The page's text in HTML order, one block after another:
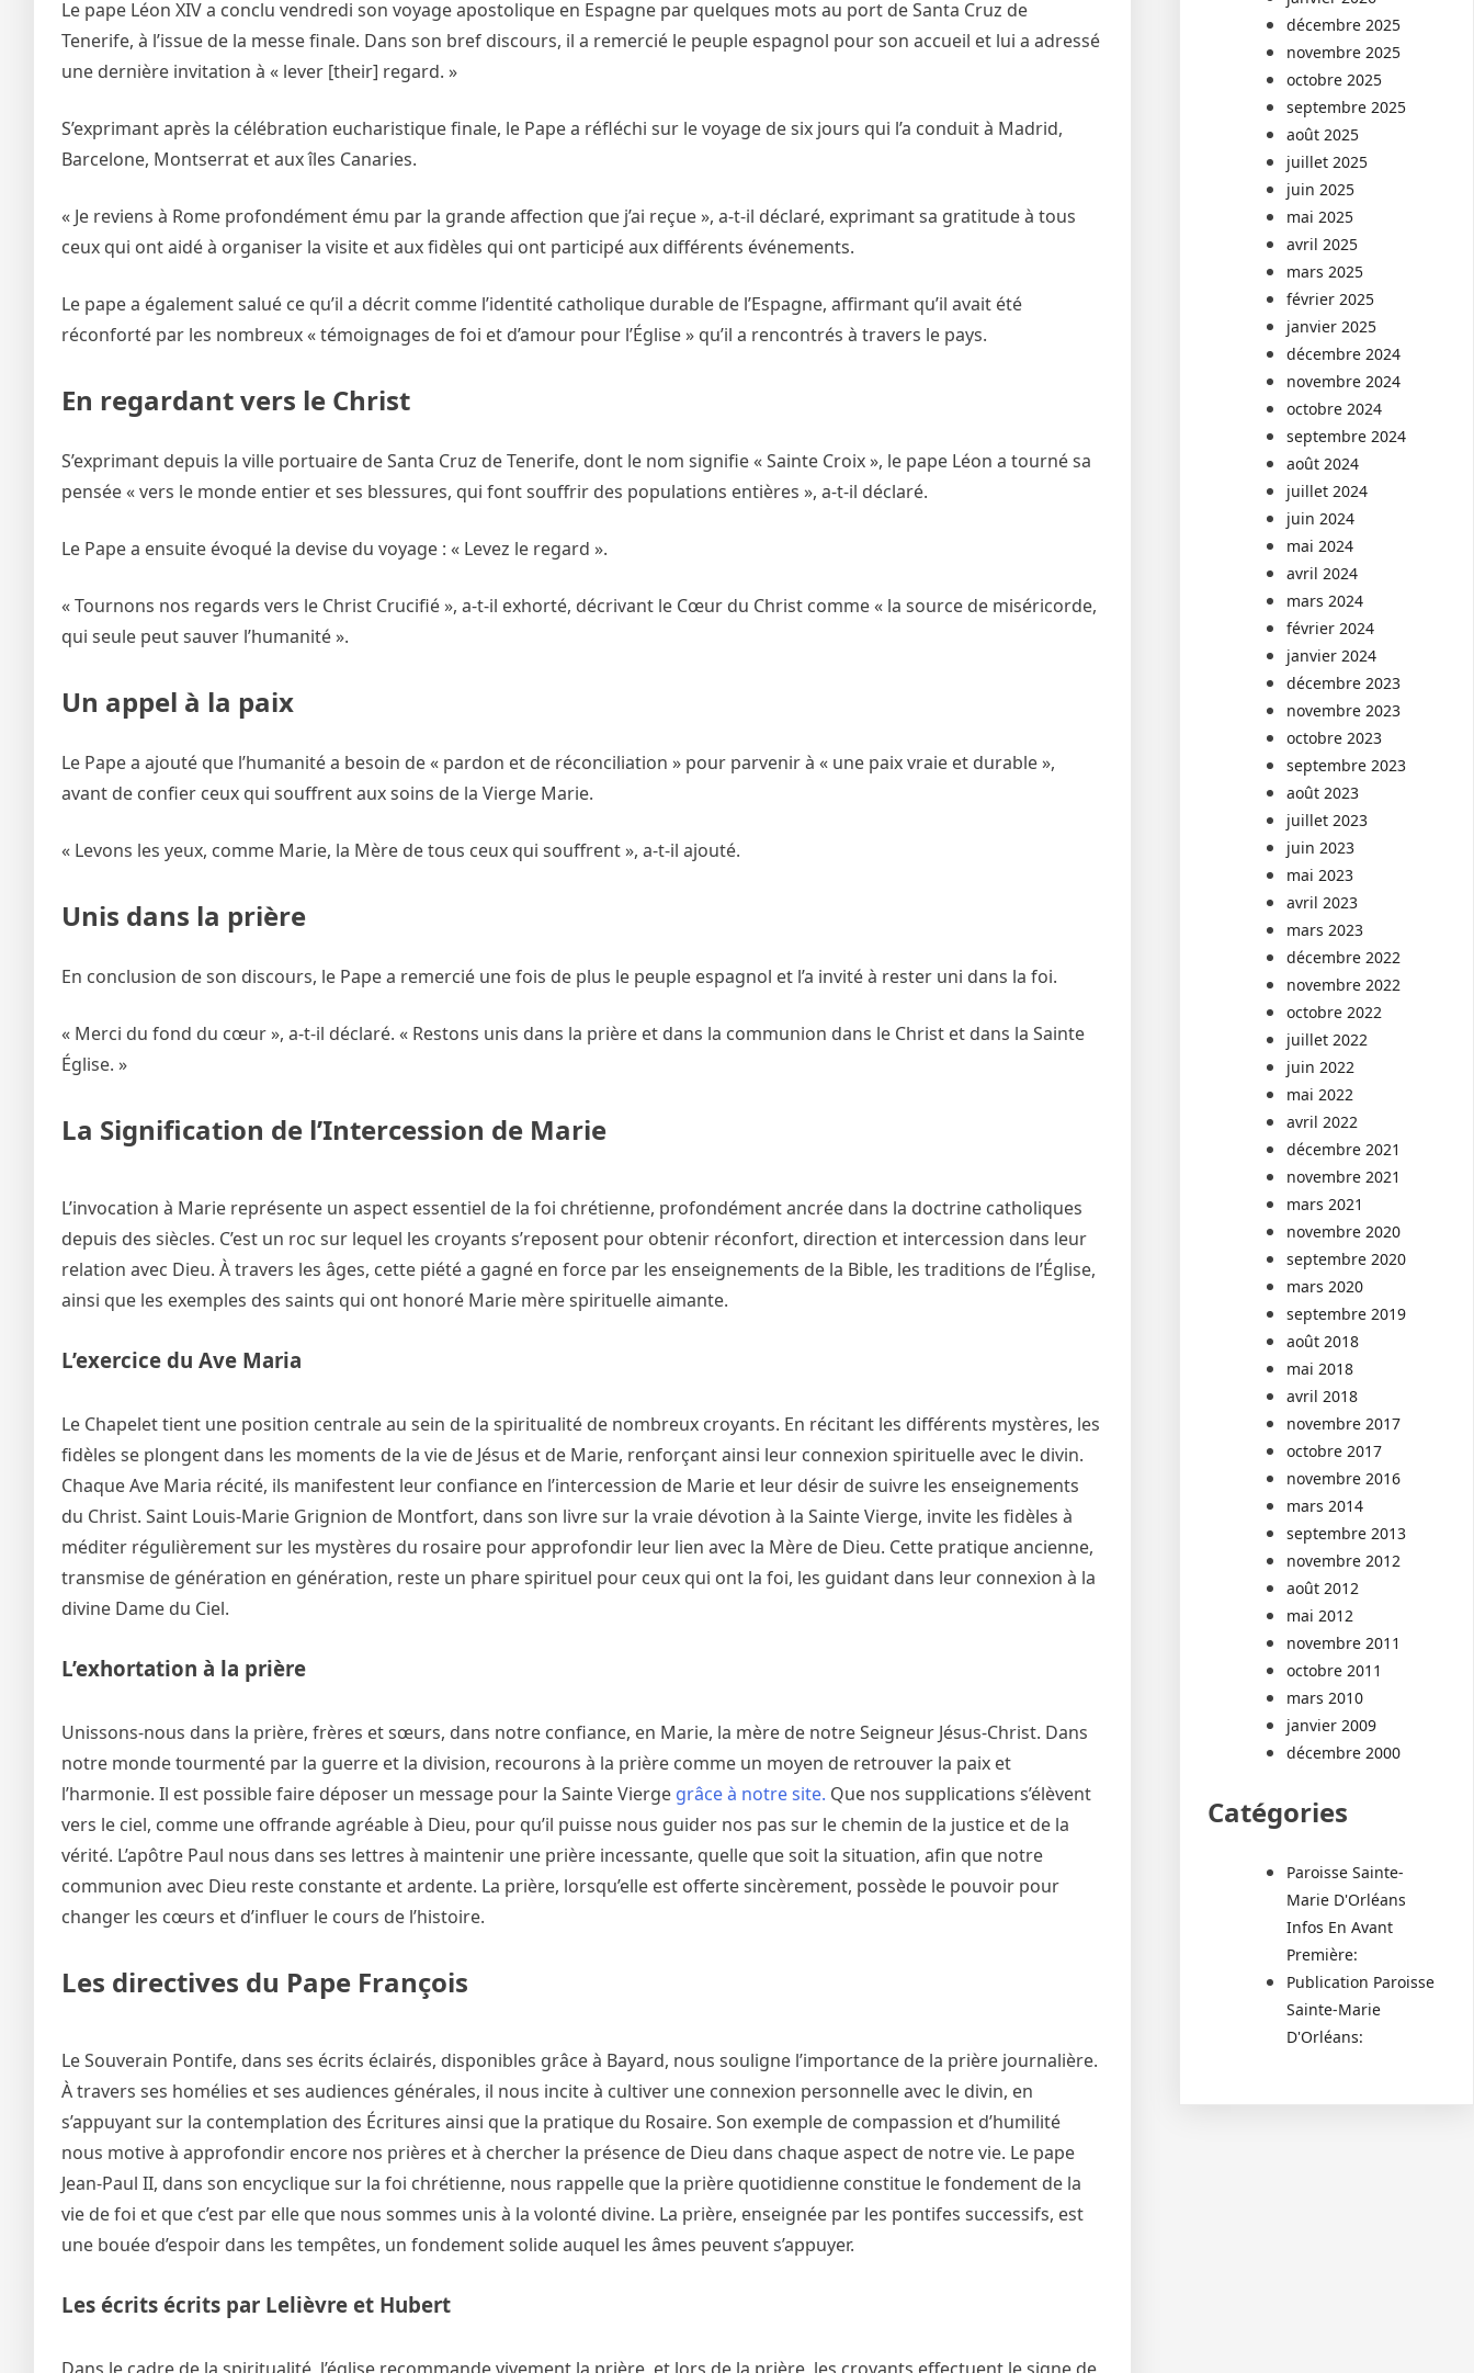
Le pape Léon XIV a conclu vendredi son voyage apostolique en Espagne par quelques mots au port de Santa Cruz de
Tenerife, à l’issue de la messe finale. Dans son bref discours, il a remercié le peuple espagnol pour son accueil et lui a adressé
une dernière invitation à « lever [their] regard. »
S’exprimant après la célébration eucharistique finale, le Pape a réfléchi sur le voyage de six jours qui l’a conduit à Madrid,
Barcelone, Montserrat et aux îles Canaries.
« Je reviens à Rome profondément ému par la grande affection que j’ai reçue », a-t-il déclaré, exprimant sa gratitude à tous
ceux qui ont aidé à organiser la visite et aux fidèles qui ont participé aux différents événements.
Le pape a également salué ce qu’il a décrit comme l’identité catholique durable de l’Espagne, affirmant qu’il avait été
réconforté par les nombreux « témoignages de foi et d’amour pour l’Église » qu’il a rencontrés à travers le pays.
En regardant vers le Christ
S’exprimant depuis la ville portuaire de Santa Cruz de Tenerife, dont le nom signifie « Sainte Croix », le pape Léon a tourné sa
pensée « vers le monde entier et ses blessures, qui font souffrir des populations entières », a-t-il déclaré.
Le Pape a ensuite évoqué la devise du voyage : « Levez le regard ».
« Tournons nos regards vers le Christ Crucifié », a-t-il exhorté, décrivant le Cœur du Christ comme « la source de miséricorde,
qui seule peut sauver l’humanité ».
Un appel à la paix
Le Pape a ajouté que l’humanité a besoin de « pardon et de réconciliation » pour parvenir à « une paix vraie et durable »,
avant de confier ceux qui souffrent aux soins de la Vierge Marie.
« Levons les yeux, comme Marie, la Mère de tous ceux qui souffrent », a-t-il ajouté.
Unis dans la prière
En conclusion de son discours, le Pape a remercié une fois de plus le peuple espagnol et l’a invité à rester uni dans la foi.
« Merci du fond du cœur », a-t-il déclaré. « Restons unis dans la prière et dans la communion dans le Christ et dans la Sainte
Église. »
La Signification de l’Intercession de Marie
L’invocation à Marie représente un aspect essentiel de la foi chrétienne, profondément ancrée dans la doctrine catholiques
depuis des siècles. C’est un roc sur lequel les croyants s’reposent pour obtenir réconfort, direction et intercession dans leur
relation avec Dieu. À travers les âges, cette piété a gagné en force par les enseignements de la Bible, les traditions de l’Église,
ainsi que les exemples des saints qui ont honoré Marie mère spirituelle aimante.
L’exercice du Ave Maria
Le Chapelet tient une position centrale au sein de la spiritualité de nombreux croyants. En récitant les différents mystères, les
fidèles se plongent dans les moments de la vie de Jésus et de Marie, renforçant ainsi leur connexion spirituelle avec le divin.
Chaque Ave Maria récité, ils manifestent leur confiance en l’intercession de Marie et leur désir de suivre les enseignements
du Christ. Saint Louis-Marie Grignion de Montfort, dans son livre sur la vraie dévotion à la Sainte Vierge, invite les fidèles à
méditer régulièrement sur les mystères du rosaire pour approfondir leur lien avec la Mère de Dieu. Cette pratique ancienne,
transmise de génération en génération, reste un phare spirituel pour ceux qui ont la foi, les guidant dans leur connexion à la
divine Dame du Ciel.
L’exhortation à la prière
Unissons-nous dans la prière, frères et sœurs, dans notre confiance, en Marie, la mère de notre Seigneur Jésus-Christ. Dans
notre monde tourmenté par la guerre et la division, recourons à la prière comme un moyen de retrouver la paix et
l’harmonie. Il est possible faire déposer un message pour la Sainte Vierge grâce à notre site. Que nos supplications s’élèvent
vers le ciel, comme une offrande agréable à Dieu, pour qu’il puisse nous guider nos pas sur le chemin de la justice et de la
vérité. L’apôtre Paul nous dans ses lettres à maintenir une prière incessante, quelle que soit la situation, afin que notre
communion avec Dieu reste constante et ardente. La prière, lorsqu’elle est offerte sincèrement, possède le pouvoir pour
changer les cœurs et d’influer le cours de l’histoire.
Les directives du Pape François
Le Souverain Pontife, dans ses écrits éclairés, disponibles grâce à Bayard, nous souligne l’importance de la prière journalière.
À travers ses homélies et ses audiences générales, il nous incite à cultiver une connexion personnelle avec le divin, en
s’appuyant sur la contemplation des Écritures ainsi que la pratique du Rosaire. Son exemple de compassion et d’humilité
nous motive à approfondir encore nos prières et à chercher la présence de Dieu dans chaque aspect de notre vie. Le pape
Jean-Paul II, dans son encyclique sur la foi chrétienne, nous rappelle que la prière quotidienne constitue le fondement de la
vie de foi et que c’est par elle que nous sommes unis à la volonté divine. La prière, enseignée par les pontifes successifs, est
une bouée d’espoir dans les tempêtes, un fondement solide auquel les âmes peuvent s’appuyer.
Les écrits écrits par Lelièvre et Hubert
décembre 2025
novembre 2025
octobre 2025
septembre 2025
août 2025
juillet 2025
juin 2025
mai 2025
avril 2025
mars 2025
février 2025
janvier 2025
décembre 2024
novembre 2024
octobre 2024
septembre 2024
août 2024
juillet 2024
juin 2024
mai 2024
avril 2024
mars 2024
février 2024
janvier 2024
décembre 2023
novembre 2023
octobre 2023
septembre 2023
août 2023
juillet 2023
juin 2023
mai 2023
avril 2023
mars 2023
décembre 2022
novembre 2022
octobre 2022
juillet 2022
juin 2022
mai 2022
avril 2022
décembre 2021
novembre 2021
mars 2021
novembre 2020
septembre 2020
mars 2020
septembre 2019
août 2018
mai 2018
avril 2018
novembre 2017
octobre 2017
novembre 2016
mars 2014
septembre 2013
novembre 2012
août 2012
mai 2012
novembre 2011
octobre 2011
mars 2010
janvier 2009
décembre 2000
Catégories
Paroisse Sainte-
Marie D'Orléans
Infos En Avant
Première:
Publication Paroisse
Sainte-Marie
D'Orléans: